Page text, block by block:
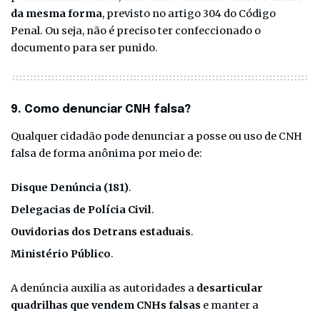
da mesma forma, previsto no artigo 304 do Código
Penal. Ou seja, não é preciso ter confeccionado o
documento para ser punido.
9. Como denunciar CNH falsa?
Qualquer cidadão pode denunciar a posse ou uso de CNH
falsa de forma anônima por meio de:
Disque Denúncia (181).
Delegacias de Polícia Civil.
Ouvidorias dos Detrans estaduais.
Ministério Público.
A denúncia auxilia as autoridades a desarticular
quadrilhas que vendem CNHs falsas e manter a